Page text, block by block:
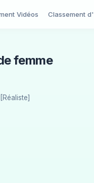
Vidéos Classement
femme